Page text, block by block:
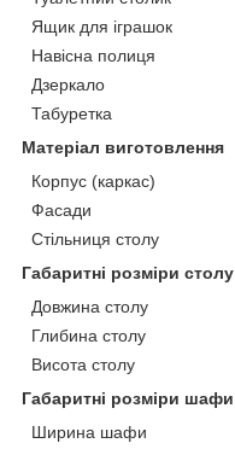
Ящик для іграшок
Навісна полиця
Дзеркало
Табуретка
Матеріал виготовлення
Корпус (каркас)
Фасади
Стільниця столу
Габаритні розміри столу
Довжина столу
Глибина столу
Висота столу
Габаритні розміри шафи
Ширина шафи